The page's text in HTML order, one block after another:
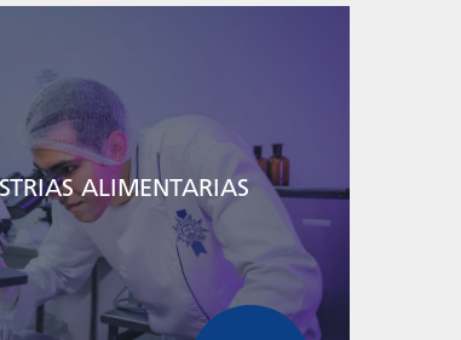
ALIMENTARIAS